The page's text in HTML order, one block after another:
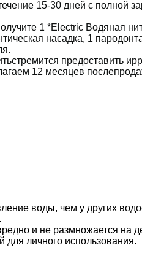
15-30 дней с полной
1 *Electric Водяная
насадка, 1
стремится предоставить
12 месяцев
воды, чем у других
и не размножается на
личного использования.